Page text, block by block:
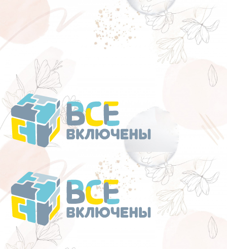
Перейти
к
содержанию